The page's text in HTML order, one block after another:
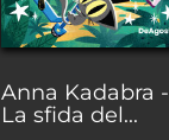
Anna Kadabra -
La sfida del...